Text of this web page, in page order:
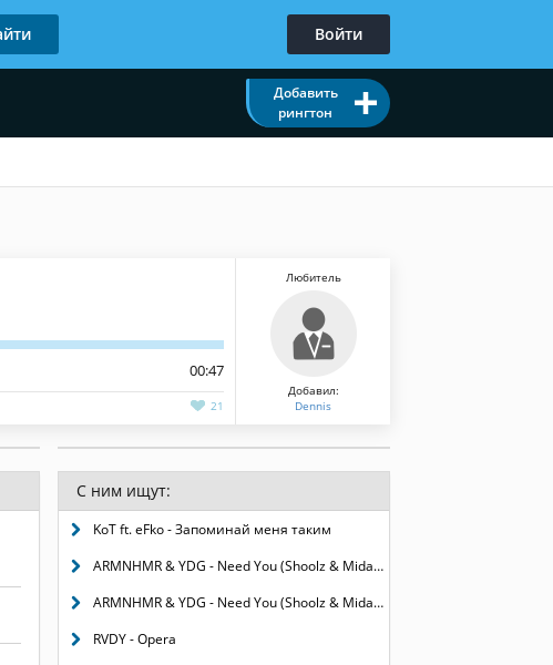
Войти
Добавить
рингтон
00:47
21
Любитель
Добавил:
Dennis
С ним ищут:
KoT ft. eFko - Запоминай меня таким
ARMNHMR & YDG - Need You (Shoolz & Midas Remix)
ARMNHMR & YDG - Need You (Shoolz & Midas Remix) (версия 2)
RVDY - Opera